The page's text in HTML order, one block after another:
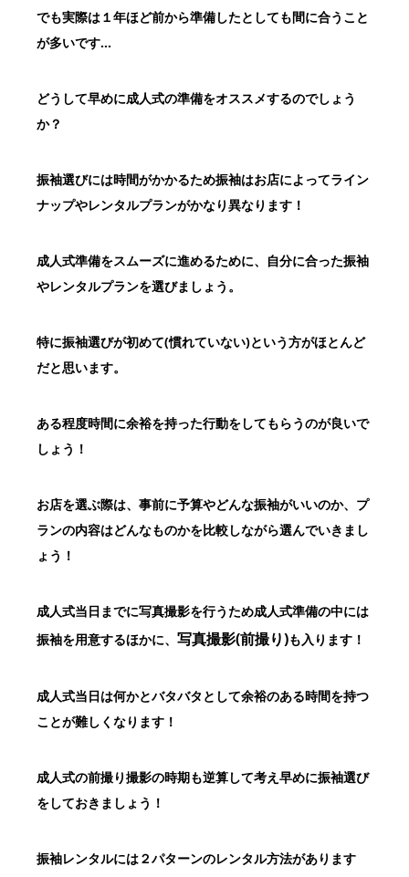
でも実際は１年ほど前から準備したとしても間に合うこと
が多いです…
どうして早めに成人式の準備をオススメするのでしょう
か？
振袖選びには時間がかかるため振袖はお店によってライン
ナップやレンタルプランがかなり異なります！
成人式準備をスムーズに進めるために、 自分に合った振袖
やレンタルプランを選びましょう。
特に振袖選びが初めて(慣れていない)という方がほとんど
だと思います。
ある程度時間に余裕を持った行動をしてもらうのが良いで
しょう！
お店を選ぶ際は、事前に予算やどんな振袖がいいのか、プ
ランの内容はどんなものかを比較しながら選んでいきまし
ょう！
成人式当日までに写真撮影を行うため成人式準備の中には
振袖を用意するほかに、写真撮影(前撮り)も入ります！
成人式当日は何かとバタバタとして余裕のある時間を持つ
ことが難しくなります！
成人式の前撮り撮影の時期も逆算して考え早めに振袖選び
をしておきましょう！
振袖レンタルには２パターンのレンタル方法があります